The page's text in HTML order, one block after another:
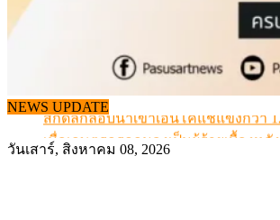
NEWS UPDATE
สกัดลักลอบนำเข้าเอ็นโคแช่แข็งกว่า
เมื่อเกษตรกรถูกมองเป็นผู้ร้ายเบื้องห
สุดอั้น! ไข่ไก่หน้าฟาร์มปรับขึ้นอีก 6 บา
วันเสาร์, สิงหาคม 08, 2026